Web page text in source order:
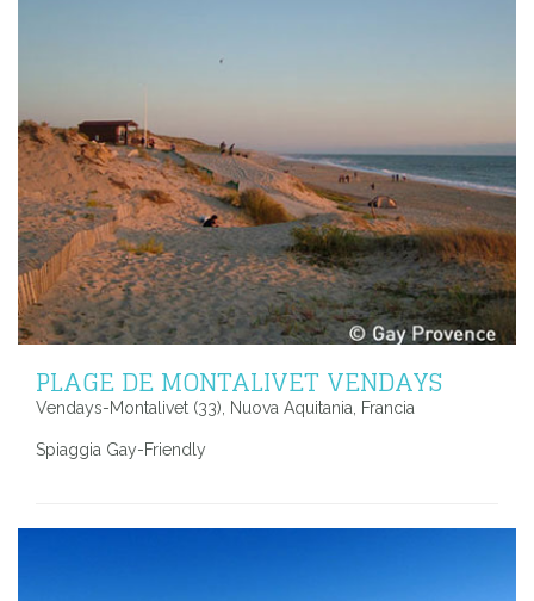
PLAGE DE MONTALIVET VENDAYS
Vendays-Montalivet (33), Nuova Aquitania, Francia
Spiaggia Gay-Friendly